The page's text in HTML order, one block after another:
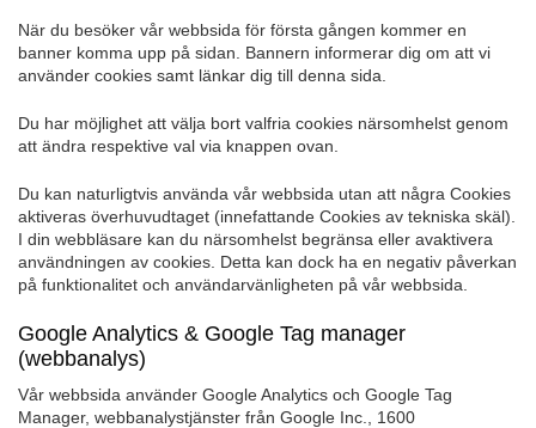
När du besöker vår webbsida för första gången kommer en
banner komma upp på sidan. Bannern informerar dig om att vi
använder cookies samt länkar dig till denna sida.
Du har möjlighet att välja bort valfria cookies närsomhelst genom
att ändra respektive val via knappen ovan.
Du kan naturligtvis använda vår webbsida utan att några Cookies
aktiveras överhuvudtaget (innefattande Cookies av tekniska skäl).
I din webbläsare kan du närsomhelst begränsa eller avaktivera
användningen av cookies. Detta kan dock ha en negativ påverkan
på funktionalitet och användarvänligheten på vår webbsida.
Google Analytics & Google Tag manager
(webbanalys)
Vår webbsida använder Google Analytics och Google Tag
Manager, webbanalystjänster från Google Inc., 1600